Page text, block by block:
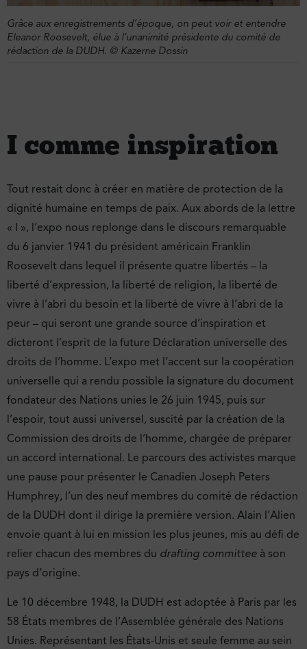
Grâce aux enregistrements d’époque, on peut voir et entendre
Eleanor Roosevelt, élue à l’unanimité présidente du comité de
rédaction de la DUDH. © Kazerne Dossin
I comme inspiration
Tout restait donc à créer en matière de protection de la
dignité humaine en temps de paix. Aux abords de la lettre
« I », l’expo nous replonge dans le discours remarquable
du 6 janvier 1941 du président américain Franklin
Roosevelt dans lequel il présente quatre libertés – la
liberté d’expression, la liberté de religion, la liberté de
vivre à l’abri du besoin et la liberté de vivre à l’abri de la
peur – qui seront une grande source d’inspiration et
dicteront l’esprit de la future Déclaration universelle des
droits de l’homme. L’expo met l’accent sur la coopération
universelle qui a rendu possible la signature du document
fondateur des Nations unies le 26 juin 1945, puis sur
l’espoir, tout aussi universel, suscité par la création de la
Commission des droits de l’homme, chargée de préparer
un accord international. Le parcours des activistes marque
une pause pour présenter le Canadien Joseph Peters
Humphrey, l’un des neuf membres du comité de rédaction
de la DUDH dont il dirige la première version. Alain l’Alien
envoie quant à lui en mission les plus jeunes, mis au défi de
relier chacun des membres du drafting committee à son
pays d’origine.
Le 10 décembre 1948, la DUDH est adoptée à Paris par les
58 États membres de l’Assemblée générale des Nations
Unies. Représentant les États-Unis et seule femme au sein